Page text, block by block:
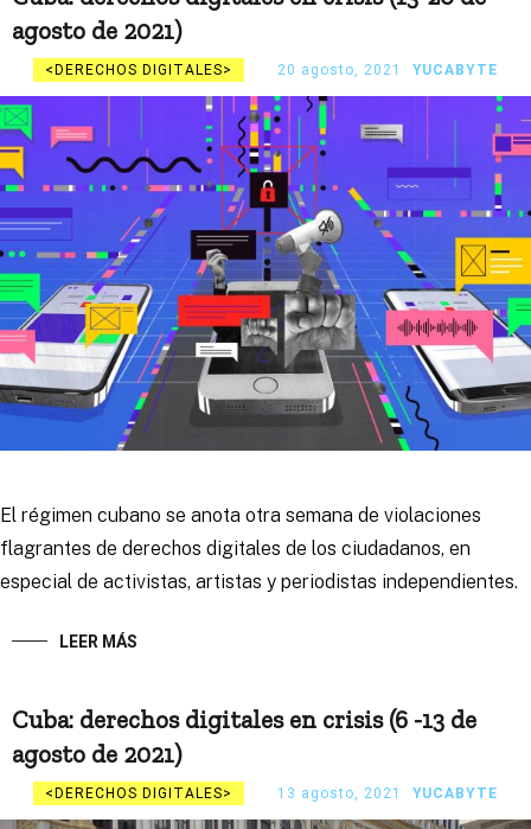
agosto de 2021)
DERECHOS DIGITALES 20 agosto, 2021 YUCABYTE
El régimen cubano se anota otra semana de violaciones
flagrantes de derechos digitales de los ciudadanos, en
especial de activistas, artistas y periodistas independientes.
LEER MÁS
Cuba: derechos digitales en crisis (6 -13 de
agosto de 2021)
DERECHOS DIGITALES 13 agosto, 2021 YUCABYTE